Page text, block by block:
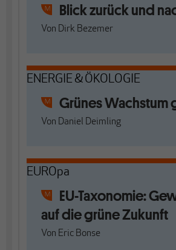
Blick zurück und
Von Dirk Bezemer
ENERGIE & ÖKOLOGIE
Grünes Wachstum
Von Daniel Deimling
EUROpa
EU-Taxonomie:
auf die grüne Zukunft
Von Eric Bonse